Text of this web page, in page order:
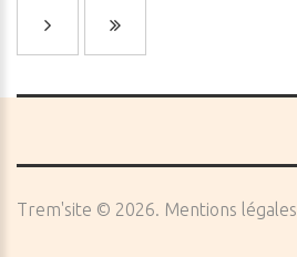
Trem'site © 2026 Mentions légales